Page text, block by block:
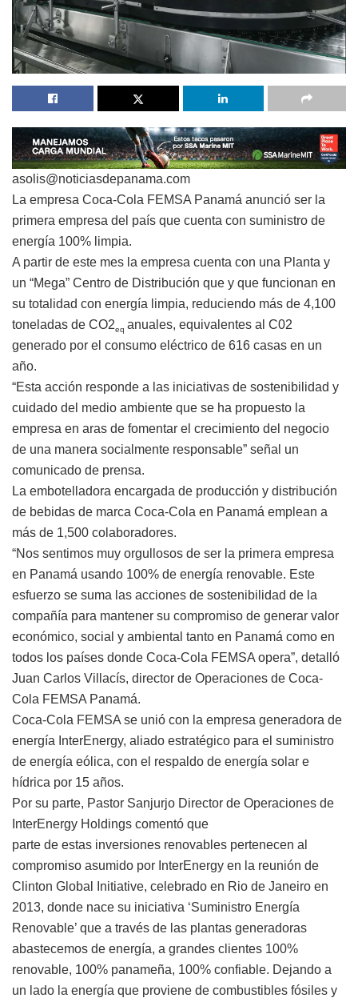
asolis@noticiasdepanama.com
La empresa Coca-Cola FEMSA Panamá anunció ser la
primera empresa del país que cuenta con suministro de
energía 100% limpia.
A partir de este mes la empresa cuenta con una Planta y
un “Mega” Centro de Distribución que y que funcionan en
su totalidad con energía limpia, reduciendo más de 4,100
toneladas de CO2eq anuales, equivalentes al C02
generado por el consumo eléctrico de 616 casas en un
año.
“Esta acción responde a las iniciativas de sostenibilidad y
cuidado del medio ambiente que se ha propuesto la
empresa en aras de fomentar el crecimiento del negocio
de una manera socialmente responsable” señal un
comunicado de prensa.
La embotelladora encargada de producción y distribución
de bebidas de marca Coca-Cola en Panamá emplean a
más de 1,500 colaboradores.
“Nos sentimos muy orgullosos de ser la primera empresa
en Panamá usando 100% de energía renovable. Este
esfuerzo se suma las acciones de sostenibilidad de la
compañía para mantener su compromiso de generar valor
económico, social y ambiental tanto en Panamá como en
todos los países donde Coca-Cola FEMSA opera”, detalló
Juan Carlos Villacís, director de Operaciones de Coca-
Cola FEMSA Panamá.
Coca-Cola FEMSA se unió con la empresa generadora de
energía InterEnergy, aliado estratégico para el suministro
de energía eólica, con el respaldo de energía solar e
hídrica por 15 años.
Por su parte, Pastor Sanjurjo Director de Operaciones de
InterEnergy Holdings comentó que
parte de estas inversiones renovables pertenecen al
compromiso asumido por InterEnergy en la reunión de
Clinton Global Initiative, celebrado en Rio de Janeiro en
2013, donde nace su iniciativa ‘Suministro Energía
Renovable’ que a través de las plantas generadoras
abastecemos de energía, a grandes clientes 100%
renovable, 100% panameña, 100% confiable. Dejando a
un lado la energía que proviene de combustibles fósiles y